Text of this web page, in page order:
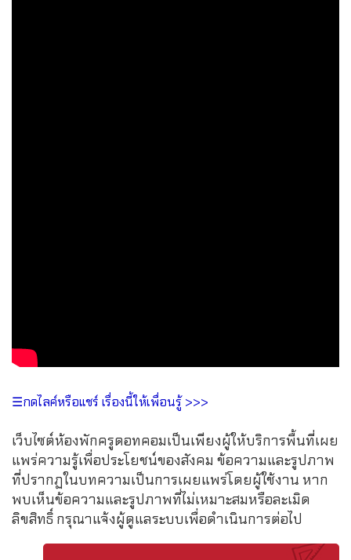
☰กดไลค์หรือแชร์ เรื่องนี้ให้เพื่อนรู้ >>>
เว็บไซต์ห้องพักครูดอทคอมเป็นเพียงผู้ให้บริการพื้นที่เผย
แพร่ความรู้เพื่อประโยชน์ของสังคม ข้อความและรูปภาพ
ที่ปรากฏในบทความเป็นการเผยแพร่โดยผู้ใช้งาน หาก
พบเห็นข้อความและรูปภาพที่ไม่เหมาะสมหรือละเมิด
ลิขสิทธิ์ กรุณาแจ้งผู้ดูแลระบบเพื่อดำเนินการต่อไป